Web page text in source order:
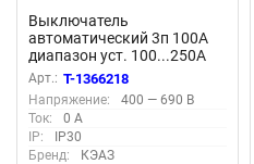
Выключатель
автоматический 3п 100А
диапазон уст. 100...250А
40кА OptiMat D250N-
TM100-УХЛ3 КЭАЗ 291430
Арт.: T-1366218
Напряжение:
400 — 690 В
Ток:
0 А
IP:
IP30
Бренд:
КЭАЗ